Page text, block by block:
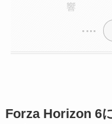
響
Forza Horizon 6